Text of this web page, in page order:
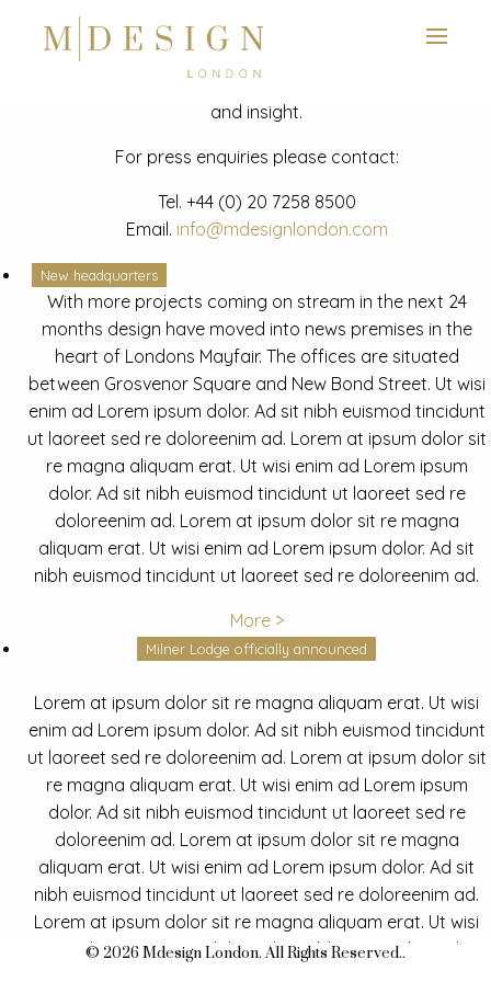
News
Latest mdesign development project and advisory news
and insight.
For press enquiries please contact:
Tel. +44 (0) 20 7258 8500
Email. info@mdesignlondon.com
New headquarters
With more projects coming on stream in the next 24
months design have moved into news premises in the
heart of Londons Mayfair. The offices are situated
between Grosvenor Square and New Bond Street. Ut wisi
enim ad Lorem ipsum dolor. Ad sit nibh euismod tincidunt
ut laoreet sed re doloreenim ad. Lorem at ipsum dolor sit
re magna aliquam erat. Ut wisi enim ad Lorem ipsum
dolor. Ad sit nibh euismod tincidunt ut laoreet sed re
doloreenim ad. Lorem at ipsum dolor sit re magna
aliquam erat. Ut wisi enim ad Lorem ipsum dolor. Ad sit
nibh euismod tincidunt ut laoreet sed re doloreenim ad.
More >
Milner Lodge officially announced
Lorem at ipsum dolor sit re magna aliquam erat. Ut wisi
enim ad Lorem ipsum dolor. Ad sit nibh euismod tincidunt
ut laoreet sed re doloreenim ad. Lorem at ipsum dolor sit
re magna aliquam erat. Ut wisi enim ad Lorem ipsum
dolor. Ad sit nibh euismod tincidunt ut laoreet sed re
doloreenim ad. Lorem at ipsum dolor sit re magna
aliquam erat. Ut wisi enim ad Lorem ipsum dolor. Ad sit
nibh euismod tincidunt ut laoreet sed re doloreenim ad.
Lorem at ipsum dolor sit re magna aliquam erat. Ut wisi
enim ad Lorem ipsum dolor. Ad sit nibh euismod tincidunt
© 2026 Mdesign London. All Rights Reserved..